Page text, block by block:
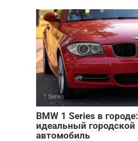
1 Series
BMW 1 Series в городе:
идеальный городской
автомобиль